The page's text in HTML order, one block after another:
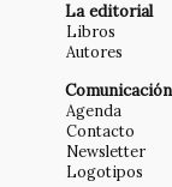
La editorial
Libros
Autores
Comunicación
Agenda
Contacto
Newsletter
Logotipos